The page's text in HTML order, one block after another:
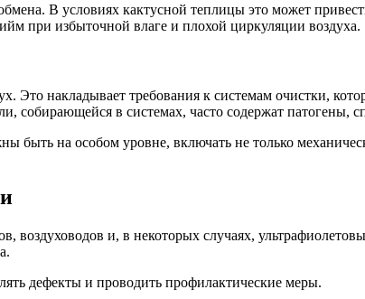
В условиях кактусной теплицы это может
при избыточной влаге и плохой циркуляции воздуха.
накладывает требования к системам очистки,
собирающейся в системах, часто содержат патогены,
быть на особом уровне, включать не только
воздуховодов и, в некоторых случаях,
дефекты и проводить профилактические меры.